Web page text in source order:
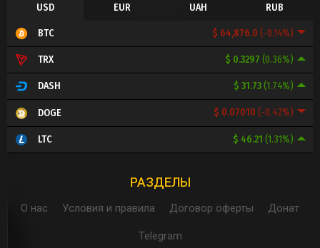
USD EUR UAH RUB
$ 64,876.0 (-0.14%)
BTC
$ 0.3297 (0.36%)
TRX
$ 31.73(1.74%)
DASH
$ 0.07010 (-0.42%)
DOGE
$ 46.21 (1.31%)
LTC
РАЗДЕЛЫ
О нас Условия и правила Договор оферты Донат
Telegram